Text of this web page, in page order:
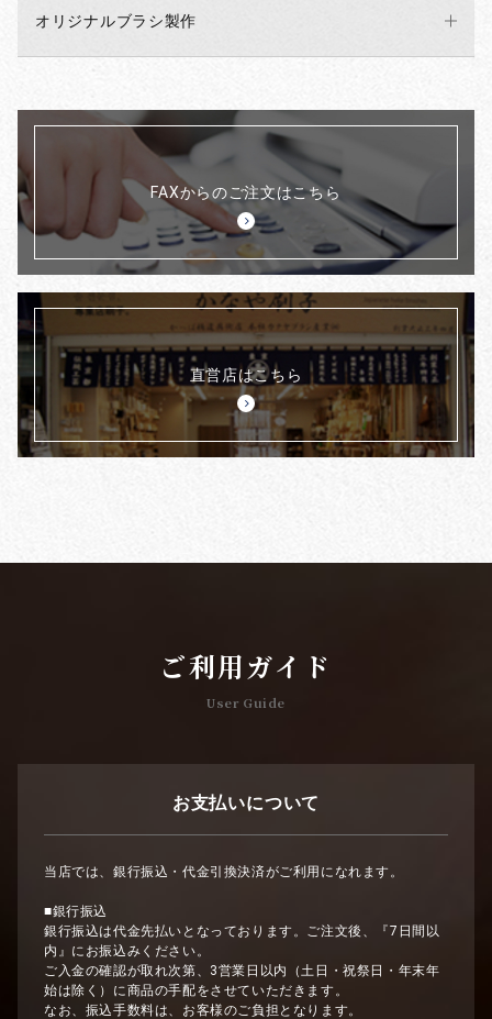
オリジナルブラシ製作
FAXからのご注文はこちら
直営店はこちら
ご利用ガイド
User Guide
お支払いについて
当店では、銀行振込・代金引換決済がご利用になれます。
■銀行振込
銀行振込は代金先払いとなっております。ご注文後、『7日間以
内』にお振込みください。
ご入金の確認が取れ次第、3営業日以内（土日・祝祭日・年末年
始は除く）に商品の手配をさせていただきます。
なお、振込手数料は、お客様のご負担となります。